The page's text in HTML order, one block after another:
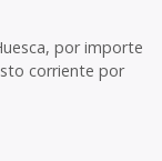
por importe
corriente por